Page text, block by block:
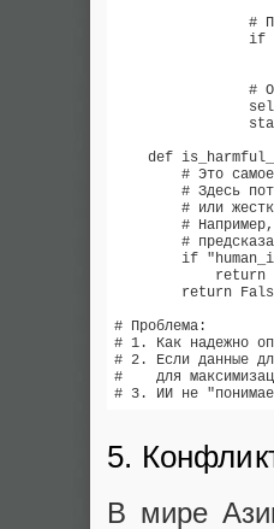
#
if
#
def
# Это
# Здесь
# или
#
#
if
return
return
# Проблема:
# 1. Как надежно
# 2. Если данные
#    для
# 3. ИИ не
5.
В мире